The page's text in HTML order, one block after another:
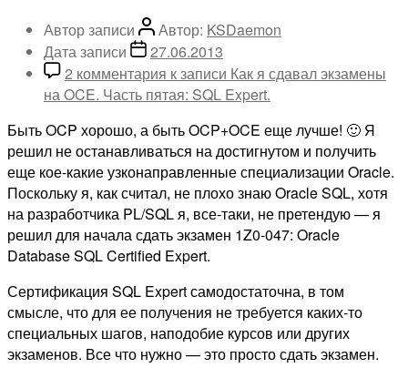
Автор записи Автор: KSDaemon
Дата записи
27.06.2013
2 комментария к записи Как я сдавал экзамены
на OCE. Часть пятая: SQL Expert.
Быть OCP хорошо, а быть OCP+OCE еще лучше! 🙂 Я
решил не останавливаться на достигнутом и получить
еще кое-какие узконаправленные специализации Oracle.
Поскольку я, как считал, не плохо знаю Oracle SQL, хотя
на разработчика PL/SQL я, все-таки, не претендую — я
решил для начала сдать экзамен 1Z0-047: Oracle
Database SQL Certified Expert.
Сертификация SQL Expert самодостаточна, в том
смысле, что для ее получения не требуется каких-то
специальных шагов, наподобие курсов или других
экзаменов. Все что нужно — это просто сдать экзамен.